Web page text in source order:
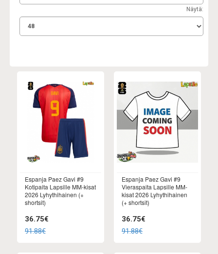
Näytä:
Espanja Paez Gavi #9
Kotipaita Lapsille MM-kisat
2026 Lyhythihainen (+
shortsit)
36.75€
91.88€
Espanja Paez Gavi #9
Vieraspaita Lapsille MM-
kisat 2026 Lyhythihainen
(+ shortsit)
36.75€
91.88€